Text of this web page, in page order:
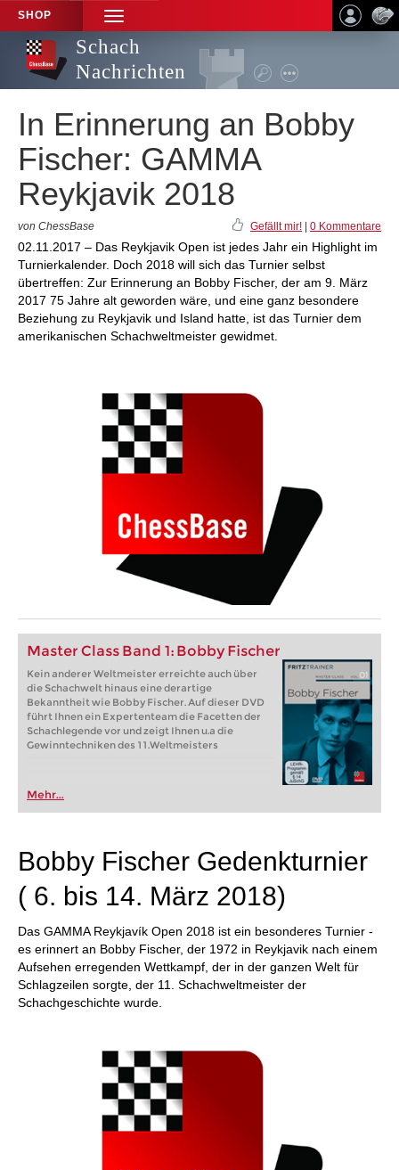
SHOP
TOGGLE
NAVIGATION
Schach
Nachrichten
In Erinnerung an Bobby
Fischer: GAMMA
Reykjavik 2018
von ChessBase Gefällt mir! 0 Kommentare
02.11.2017 – Das Reykjavik Open ist jedes Jahr ein Highlight im
Turnierkalender. Doch 2018 will sich das Turnier selbst
übertreffen: Zur Erinnerung an Bobby Fischer, der am 9. März
2017 75 Jahre alt geworden wäre, und eine ganz besondere
Beziehung zu Reykjavik und Island hatte, ist das Turnier dem
amerikanischen Schachweltmeister gewidmet.
Master Class Band 1: Bobby Fischer
Kein anderer Weltmeister erreichte auch über
die Schachwelt hinaus eine derartige
Bekanntheit wie Bobby Fischer. Auf dieser DVD
führt Ihnen ein Expertenteam die Facetten der
Schachlegende vor und zeigt Ihnen u.a die
Gewinntechniken des 11.Weltmeisters
Mehr...
Bobby Fischer Gedenkturnier
( 6. bis 14. März 2018)
Das GAMMA Reykjavík Open 2018 ist ein besonderes Turnier -
es erinnert an Bobby Fischer, der 1972 in Reykjavik nach einem
Aufsehen erregenden Wettkampf, der in der ganzen Welt für
Schlagzeilen sorgte, der 11. Schachweltmeister der
Schachgeschichte wurde.